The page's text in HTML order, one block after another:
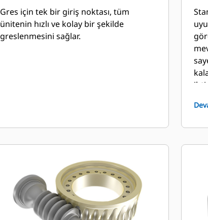
Gres için tek bir giriş noktası, tüm
ünitenin hızlı ve kolay bir şekilde
greslenmesini sağlar.